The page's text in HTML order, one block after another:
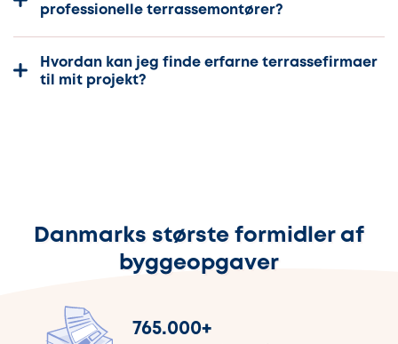
professionelle terrassemontører?
Hvordan kan jeg finde erfarne terrassefirmaer
til mit projekt?
Danmarks største formidler af
byggeopgaver
765.000+